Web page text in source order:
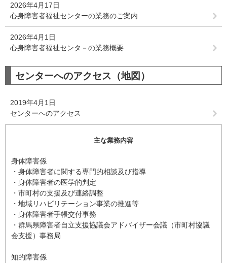
2026年4月17日
心身障害者福祉センターの業務のご案内
2026年4月1日
心身障害者福祉センタ－の業務概要
センターへのアクセス（地図）
2019年4月1日
センターへのアクセス
主な業務内容
身体障害係
・身体障害者に関する専門的相談及び指導
・身体障害者の医学的判定
・市町村の支援及び連絡調整
・地域リハビリテーション事業の推進等
・身体障害者手帳交付事務
・群馬県障害者自立支援協議会アドバイザー会議（市町村協議
会支援）事務局
知的障害係